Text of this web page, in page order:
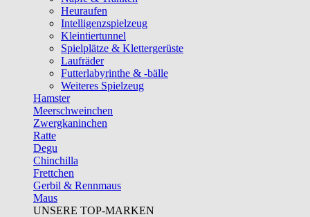
Heuraufen
Intelligenzspielzeug
Kleintiertunnel
Spielplätze & Klettergerüste
Laufräder
Futterlabyrinthe & -bälle
Weiteres Spielzeug
Hamster
Meerschweinchen
Zwergkaninchen
Ratte
Degu
Chinchilla
Frettchen
Gerbil & Rennmaus
Maus
UNSERE TOP-MARKEN